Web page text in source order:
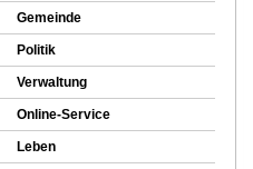
Gemeinde
Politik
Verwaltung
Online-Service
Leben